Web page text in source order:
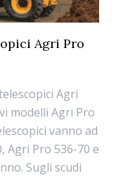
Agri Pro
Agri
modelli Agri Pro
vanno ad
Agri Pro 536-70 e
Sugli scudi